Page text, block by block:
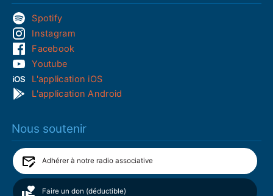
Spotify
Instagram
Facebook
Youtube
L'application iOS
L'application Android
Nous soutenir
Adhérer à notre radio associative
Faire un don (déductible)